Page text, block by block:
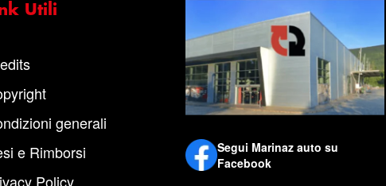
Utili
generali
e Rimborsi
Policy
Segui Marinaz auto su
Facebook